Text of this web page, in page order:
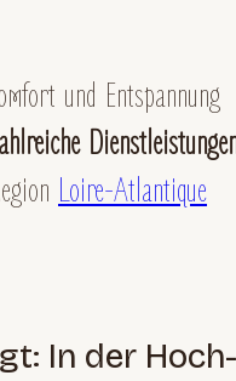
und Entspannung
Loire-Atlantique
In der Hoch-